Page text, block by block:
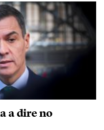
a dire no